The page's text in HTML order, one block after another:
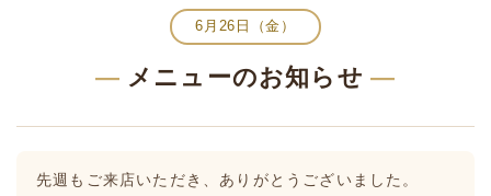
6月26日（金）
— メニューのお知らせ —
先週もご来店いただき、ありがとうございました。